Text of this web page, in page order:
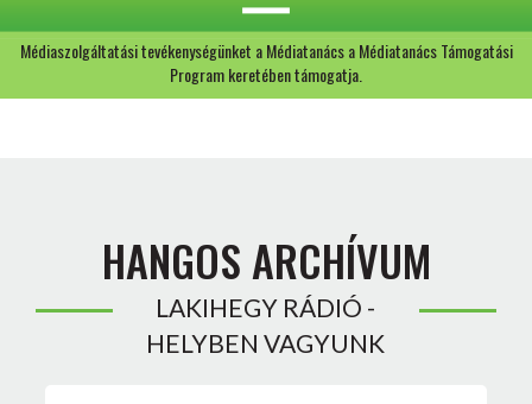
Médiaszolgáltatási tevékenységünket a Médiatanács a Médiatanács Támogatási
Program keretében támogatja.
HANGOS ARCHÍVUM
LAKIHEGY RÁDIÓ -
HELYBEN VAGYUNK